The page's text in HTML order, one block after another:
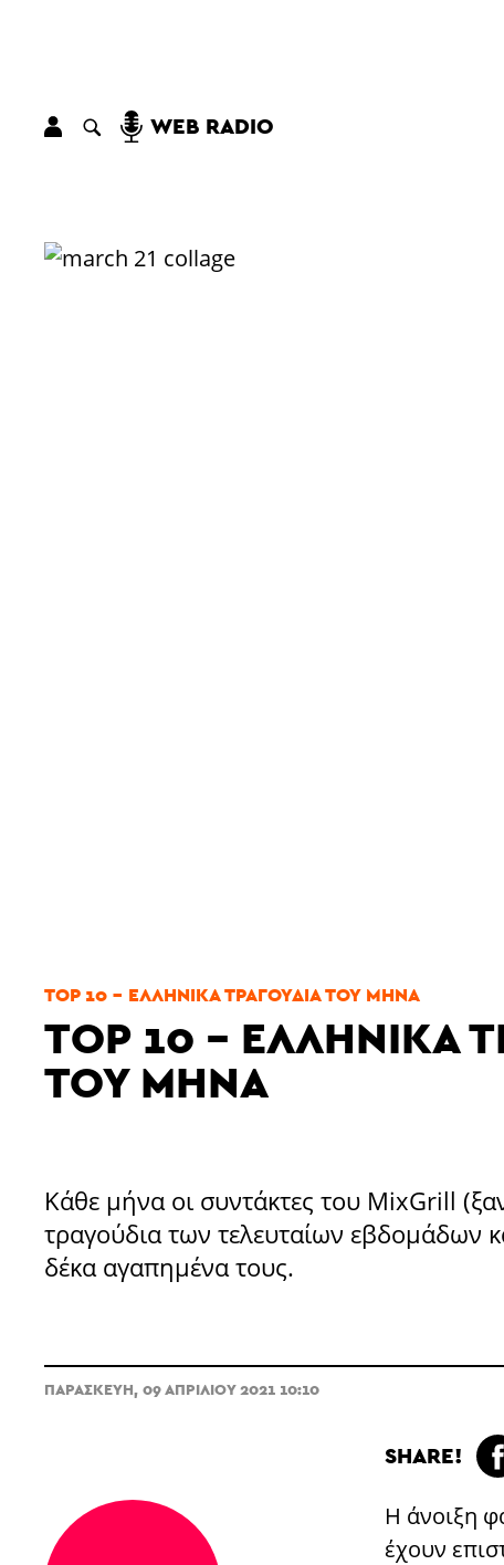
WEB RADIO
TOP 10 - ΕΛΛΗΝΙΚΆ ΤΡΑΓΟΎΔΙΑ ΤΟΥ ΜΉΝΑ
TOP 10 - ΕΛΛΗΝΙΚΆ
ΤΟΥ ΜΉΝΑ
Κάθε μήνα οι συντάκτες του MixGrill
τραγούδια των τελευταίων εβδομάδων
δέκα αγαπημένα τους.
ΠΑΡΑΣΚΕΥΉ, 09 ΑΠΡΙΛΊΟΥ 2021 10:10
SHARE!
Η άνοιξη
έχουν